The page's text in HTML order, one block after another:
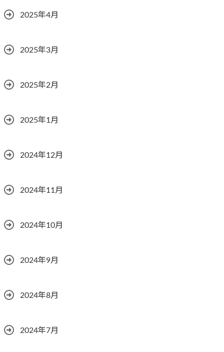
2025年4月
2025年3月
2025年2月
2025年1月
2024年12月
2024年11月
2024年10月
2024年9月
2024年8月
2024年7月